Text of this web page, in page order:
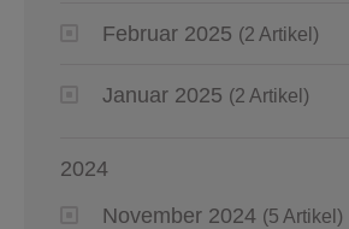
Februar 2025 (2 Artikel)
Januar 2025 (2 Artikel)
2024
November 2024 (5 Artikel)